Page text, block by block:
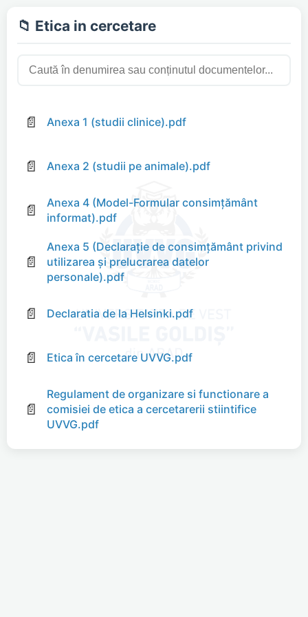
📁 Etica in cercetare
📄 Anexa 1 (studii clinice).pdf
📄 Anexa 2 (studii pe animale).pdf
📄
Anexa 4 (Model-Formular consimțământ
informat).pdf
📄
Anexa 5 (Declarație de consimțământ privind
utilizarea și prelucrarea datelor
personale).pdf
📄 Declaratia de la Helsinki.pdf
📄 Etica în cercetare UVVG.pdf
📄
Regulament de organizare si functionare a
comisiei de etica a cercetarerii stiintifice
UVVG.pdf